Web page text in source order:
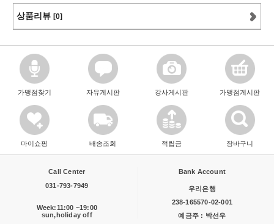
상품리뷰 [0]
가맹점찾기 자유게시판 강사게시판 가맹점게시판
마이쇼핑 배송조회 적립금 장바구니
Call Center
031-793-7949
Week:11:00 ~19:00
sun,holiday off
Bank Account
우리은행
238-165570-02-001
예금주 : 박선우